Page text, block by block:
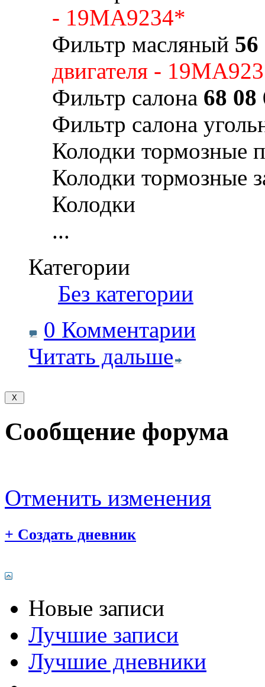
- 19MA9234*
Фильтр масляный 56
двигателя -
Фильтр салона 68 08
Фильтр салона
Колодки тормозные
Колодки тормозные
Колодки
...
Категории
Без категории
0 Комментарии
Читать дальше
Сообщение форума
Отменить изменения
+ Создать дневник
Новые записи
Лучшие записи
Лучшие дневники